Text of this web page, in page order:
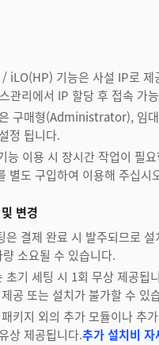
iLO(HP) 기능은 사설 IP로 제
관리에서 IP 할당 후 접속 가
구매형(Administrator), 임
정 됩니다.
능 이용 시 장시간 작업이 필
별도 구입하여 이용해 주십시
변경
은 결제 완료 시 발주되므로
소요될 수 있습니다.
초기 세팅 시 1회 무상 제공됩
공 또는 설치가 불가할 수 있
키지 외의 추가 모듈이나 추
상 제공됩니다.추가 설치비 자